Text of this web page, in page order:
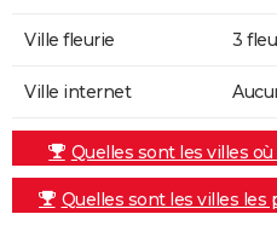
Ville fleurie 3
Ville internet
Quelles sont les villes
Quelles sont les villes les